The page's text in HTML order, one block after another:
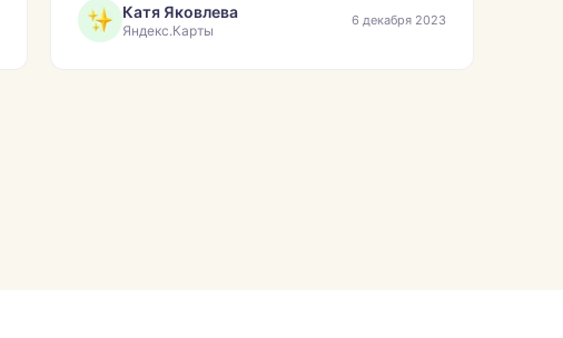
Катя Яковлева
Яндекс.Карты
6 декабря 2023